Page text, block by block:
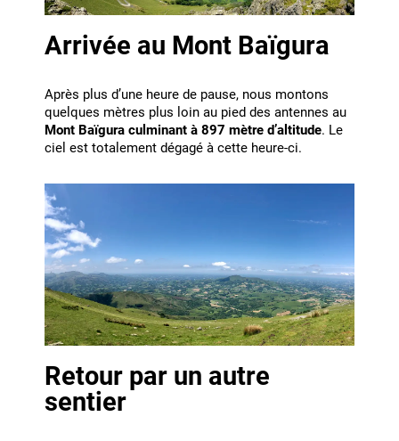
Arrivée au Mont Baïgura
Après plus d’une heure de pause, nous montons
quelques mètres plus loin au pied des antennes au
Mont Baïgura culminant à 897 mètre d’altitude. Le
ciel est totalement dégagé à cette heure-ci.
Retour par un autre
sentier